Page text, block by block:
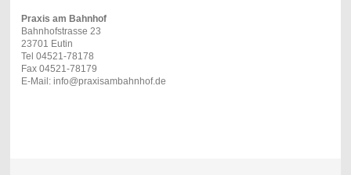
Praxis am Bahnhof
Bahnhofstrasse 23
23701 Eutin
Tel 04521-78178
Fax 04521-78179
E-Mail: info@praxisambahnhof.de